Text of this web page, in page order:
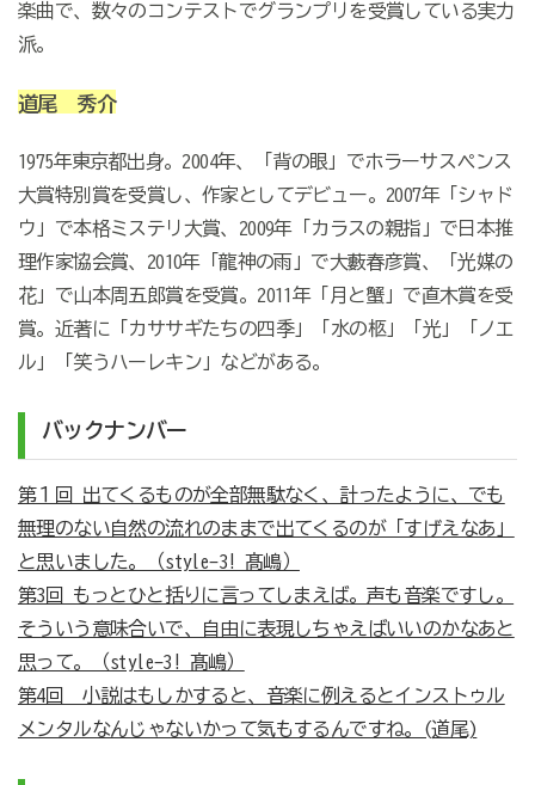
楽曲で、数々のコンテストでグランプリを受賞している実力
派。
道尾 秀介
1975年東京都出身。2004年、「背の眼」でホラーサスペンス
大賞特別賞を受賞し、作家としてデビュー。2007年「シャド
ウ」で本格ミステリ大賞、2009年「カラスの親指」で日本推
理作家協会賞、2010年「龍神の雨」で大藪春彦賞、「光媒の
花」で山本周五郎賞を受賞。2011年「月と蟹」で直木賞を受
賞。近著に「カササギたちの四季」「水の柩」「光」「ノエ
ル」「笑うハーレキン」などがある。
バックナンバー
第１回 出てくるものが全部無駄なく、計ったように、でも
無理のない自然の流れのままで出てくるのが「すげえなあ」
と思いました。（style-3! 髙嶋）
第3回 もっとひと括りに言ってしまえば。声も音楽ですし。
そういう意味合いで、自由に表現しちゃえばいいのかなあと
思って。（style-3! 髙嶋）
第4回 小説はもしかすると、音楽に例えるとインストゥル
メンタルなんじゃないかって気もするんですね。(道尾)